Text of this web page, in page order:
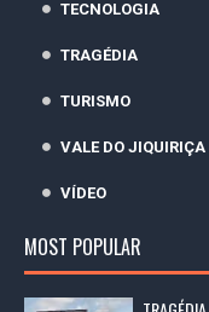
TECNOLOGIA
TRAGÉDIA
TURISMO
VALE DO JIQUIRIÇA
VÍDEO
MOST POPULAR